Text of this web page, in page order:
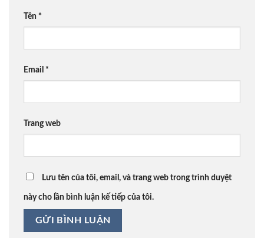
Tên *
Email *
Trang web
Lưu tên của tôi, email, và trang web trong trình duyệt
này cho lần bình luận kế tiếp của tôi.